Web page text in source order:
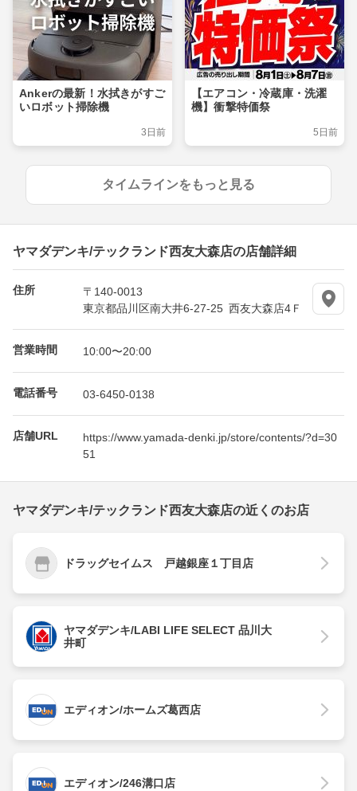
Ankerの最新！水拭きがすご
いロボット掃除機
3日前
【エアコン・冷蔵庫・洗濯
機】衝撃特価祭
5日前
タイムラインをもっと見る
ヤマダデンキ/テックランド西友大森店の店舗詳細
住所
〒140-0013
東京都品川区南大井6-27-25 西友大森店4Ｆ
営業時間 10:00〜20:00
電話番号 03-6450-0138
店舗URL
https://www.yamada-denki.jp/store/contents/?d=30
51
ヤマダデンキ/テックランド西友大森店の近くのお店
ドラッグセイムス 戸越銀座１丁目店
ヤマダデンキ/LABI LIFE SELECT 品川大
井町
エディオン/ホームズ葛西店
エディオン/246溝口店